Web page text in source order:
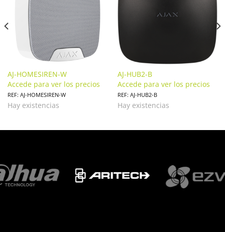
AJ-HOMESIREN-W
Accede para ver los precios
REF: AJ-HOMESIREN-W
Hay existencias
AJ-HUB2-B
Accede para ver los precios
REF: AJ-HUB2-B
Hay existencias